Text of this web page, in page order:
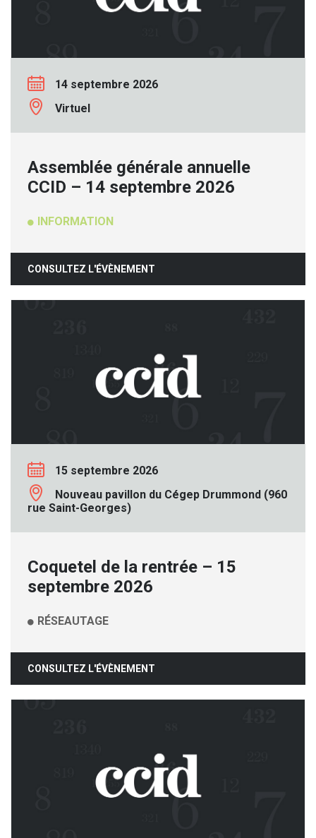
14 septembre 2026
Virtuel
Assemblée générale annuelle
CCID – 14 septembre 2026
INFORMATION
CONSULTEZ L'ÉVÈNEMENT
15 septembre 2026
Nouveau pavillon du Cégep Drummond (960
rue Saint-Georges)
Coquetel de la rentrée – 15
septembre 2026
RÉSEAUTAGE
CONSULTEZ L'ÉVÈNEMENT